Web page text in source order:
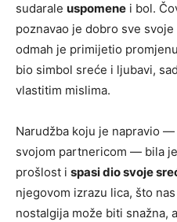
sudarale uspomene i bol.
poznavao je dobro sve
odmah je primijetio
bio simbol sreće i ljubavi,
vlastitim mislima.
Narudžba koju je napravio
svojom partnericom — bila
prošlost i spasi dio svoje
njegovom izrazu lica, što
nostalgija može biti snažna,